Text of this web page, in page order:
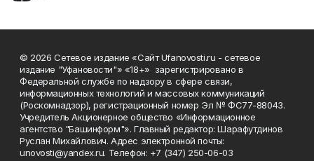
© 2026 Сетевое издание «Сайт Ufanovosti.ru - сетевое
издание "Уфановости"» «18+» зарегистрировано в
Федеральной службе по надзору в сфере связи,
информационных технологий и массовых коммуникаций
(Роскомнадзор), регистрационный номер Эл № ФС77-88043.
Учредитель Акционерное общество «Информационное
агентство "Башинформ"». Главный редактор: Шарафутдинов
Руслан Михайлович. Адрес электронной почты:
unovosti@yandex.ru. Телефон: +7 (347) 250-06-03